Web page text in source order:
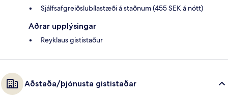
Sjálfsafgreiðslubílastæði á staðnum (455 SEK á nótt)
Aðrar upplýsingar
Reyklaus gististaður
Aðstaða/þjónusta gististaðar